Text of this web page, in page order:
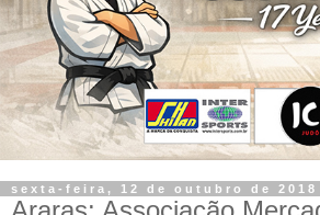
sexta-feira, 12 de outubro de 2018